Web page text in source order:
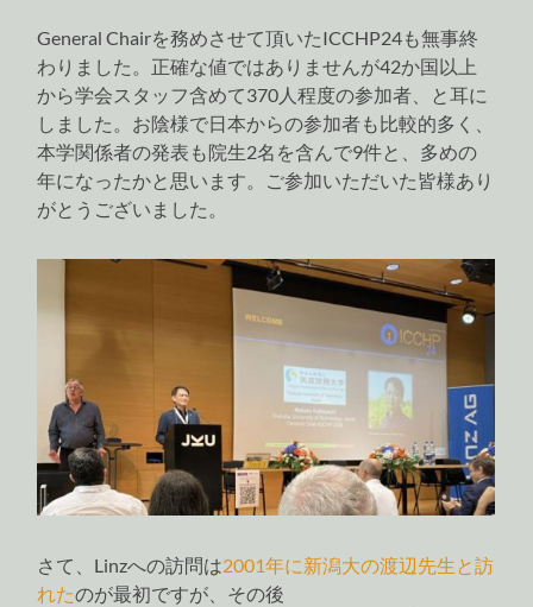
General Chairを務めさせて頂いたICCHP24も無事終
わりました。正確な値ではありませんが42か国以上
から学会スタッフ含めて370人程度の参加者、と耳に
しました。お陰様で日本からの参加者も比較的多く、
本学関係者の発表も院生2名を含んで9件と、多めの
年になったかと思います。ご参加いただいた皆様あり
がとうございました。
さて、Linzへの訪問は2001年に新潟大の渡辺先生と訪
れたのが最初ですが、その後